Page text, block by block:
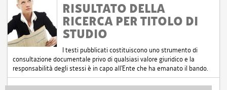
RISULTATO DELLA
RICERCA PER TITOLO DI
STUDIO
I testi pubblicati costituiscono uno strumento di
consultazione documentale privo di qualsiasi valore giuridico e la
responsabilità degli stessi è in capo all'Ente che ha emanato il bando.